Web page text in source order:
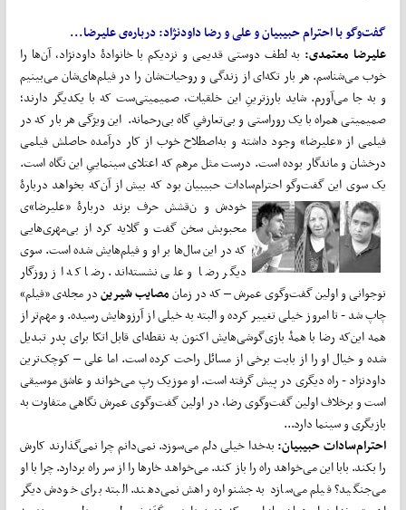
گفت‌وگو با احترام حبیبیان و علی و رضا داودنژاد: درباره‌ی علیرضا...
علیرضا معتمدی:به لطف دوستی قدیمی و نزدیکم با خانوادۀ داودنژاد، آن‌ها را
خوب می‌شناسم. هر بار تکه‌ای از زندگی و روحیات‌شان را در فیلم‌های‌شان می‌بینیم
و به جا می‌آورم. شاید بارزترینِ این خلقیات، صمیمیتی‌ست که با یکدیگر دارند؛
صمیمیتی همراه با یک روراستی‌ و بی‌تعارفیِ گاه بی‌رحمانه. این ویژگی هر بار که در
فیلمی از «علیرضا» وجود داشته و به‌اصطلاح خوب از کار درآمده حاصلش فیلمی
درخشان و ماندگار بوده است. درست مثل مرهم که اعتلای سینماییِ این نگاه است.
یک سوی این گفت‌وگو احترام‌سادات حبیبیان بود که بیش از آن‌که بخواهد دربارۀ
خودش و نقشش حرف بزند دربارۀ «علیرضا»ی
محبوبش سخن گفت و گلایه کرد از بی‌مهری‌هایی
که در این سال‌ها بر او و فیلم‌هایش شده است. سوی
دیگر رضا و علی نشسته‌اند. رضا که از روزگار
نوجوانی‌ و اولین گفت‌وگوی عمرش – که در زمانمصایب شیریندر مجله‌ی «فیلم»
چاپ شد - تا امروز خیلی تغییر کرده و البته به خیلی از آرزوهایش رسیده. و مهم‌تر از
همه این‌که رضا با همۀ بازی‌گوشی‌هایش اکنون به نقطه‌ای قابل اتکا برای پدر تبدیل
شده و خیال او را از بابت برخی از مسائل راحت کرده است. اما علی – کوچک‌ترین
داودنژاد - راه دیگری در پیش گرفته است. او موزیک رپ می‌خواند و عاشق موسیقی
است و برخلاف اولین گفت‌وگوی رضا، در اولین گفت‌وگوی عمرش نگاهی متفاوت به
بازیگری و سینما دارد...
احترام‌سادات حبیبیان:به‌خدا خیلی دلم می‌سوزد. نمی‌دانم چرا نمی‌گذارند کارش
را بکند. بابا این می‌خواهد راه را باز کند. می‌خواهد خارها را از سر راه بردارد. چرا با او
می‌جنگید؟ فیلم می‌سازد به جشنواره راهش نمی‌دهند. البته برای خودش دیگر